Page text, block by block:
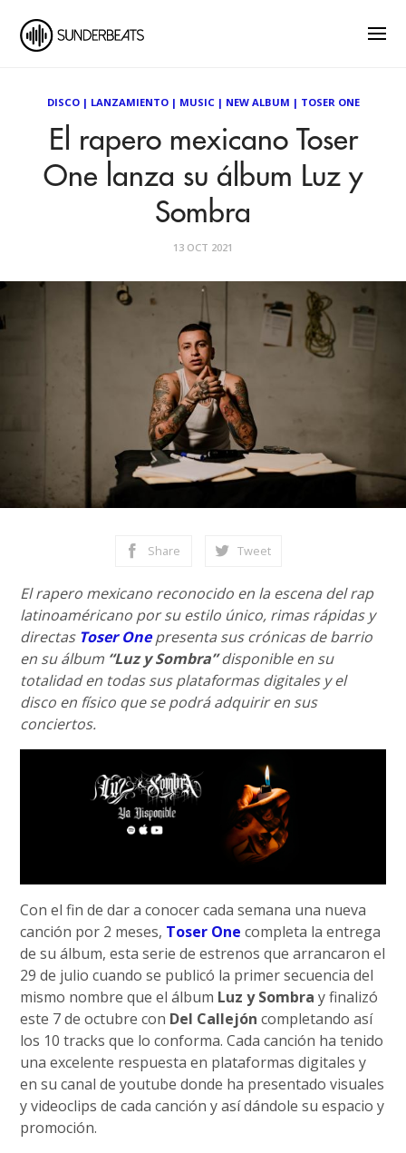
DISCO| LANZAMIENTO| MUSIC| NEW ALBUM | TOSER ONE
El rapero mexicano Toser
One lanza su álbum Luz y
Sombra
13 OCT 2021
Share Tweet
El rapero mexicano reconocido en la escena del rap
latinoaméricano por su estilo único, rimas rápidas y
directas Toser Onepresenta sus crónicas de barrio
en su álbum “Luz y Sombra”disponible en su
totalidad en todas sus plataformas digitales y el
disco en físico que se podrá adquirir en sus
conciertos.
Con el fin de dar a conocer cada semana una nueva
canción por 2 meses, Toser One completa la entrega
de su álbum, esta serie de estrenos que arrancaron el
29 de julio cuando se publicó la primer secuencia del
mismo nombre que el álbum Luz y Sombra y finalizó
este 7 de octubre con Del Callejón completando así
los 10 tracks que lo conforma. Cada canción ha tenido
una excelente respuesta en plataformas digitales y
en su canal de youtube donde ha presentado visuales
y videoclips de cada canción y así dándole su espacio y
promoción.